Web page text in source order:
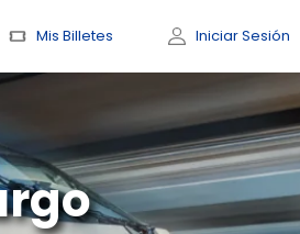
Mis Billetes Iniciar Sesión